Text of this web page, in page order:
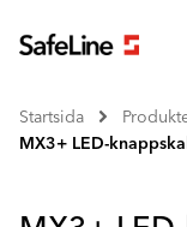
Startsida
MX3+ LED-